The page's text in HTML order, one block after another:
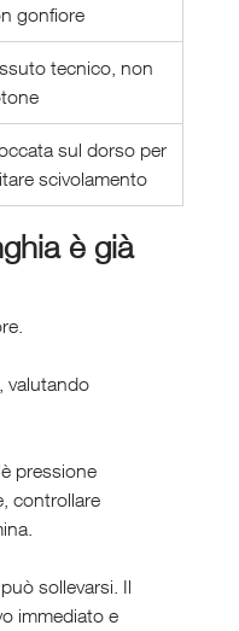
gonfiore
tecnico, non
sul dorso per
scivolamento
è già
valutando
pressione
controllare
sollevarsi. Il
immediato e